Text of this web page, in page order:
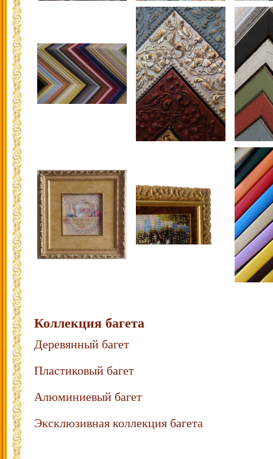
Коллекция багета
Деревянный багет
Пластиковый багет
Алюминиевый багет
Эксклюзивная коллекция багета